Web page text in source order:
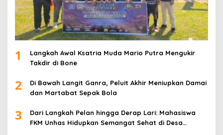
1
Langkah Awal Ksatria Muda Mario Putra Mengukir
Takdir di Bone
2
Di Bawah Langit Ganra, Peluit Akhir Meniupkan Damai
dan Martabat Sepak Bola
3
Dari Langkah Pelan hingga Derap Lari: Mahasiswa
FKM Unhas Hidupkan Semangat Sehat di Desa